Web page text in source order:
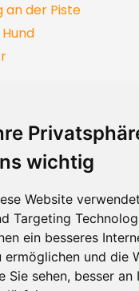
wichtig
Website
Targeting
ein besseres
ermöglichen und die
Sie sehen, besser an
an der Piste